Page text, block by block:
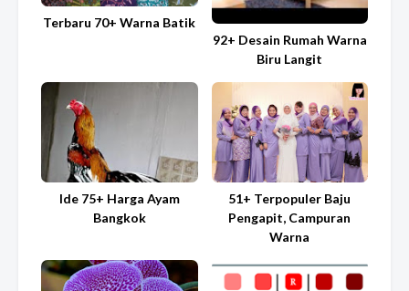
Terbaru 70+ Warna Batik
92+ Desain Rumah Warna
Biru Langit
Ide 75+ Harga Ayam
Bangkok
51+ Terpopuler Baju
Pengapit, Campuran
Warna